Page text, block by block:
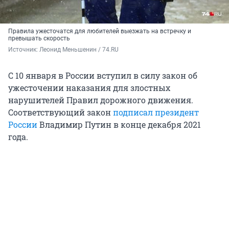
Правила ужесточатся для любителей выезжать на встречку и
превышать скорость
Источник: Леонид Меньшенин / 74.RU
С 10 января в России вступил в силу закон об
ужесточении наказания для злостных
нарушителей Правил дорожного движения.
Соответствующий законподписал президент
РоссииВладимир Путин в конце декабря 2021
года.